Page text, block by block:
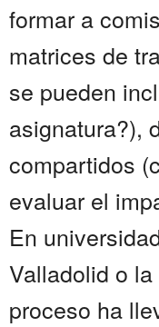
formar a
matrices de
se pueden
asignatura?),
compartidos
evaluar el
En
Valladolid o
proceso ha